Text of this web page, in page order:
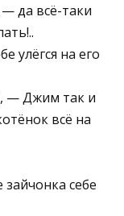
да всё-таки
улёгся на его
— Джим так и
всё на
себе